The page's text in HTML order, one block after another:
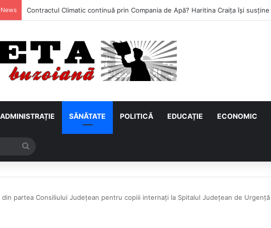
ADMINISTRAȚIE SĂNĂTATE POLITICĂ EDUCAȚIE ECONOMIC
din partea Consiliului Județean pentru copiii internați la Spitalul Județean de Urgență